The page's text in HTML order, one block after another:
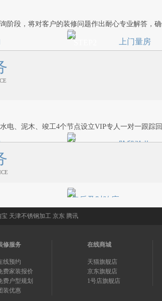
阶段，将对客户的装修问题作出耐心专业解答，确
中心或参加
也可以登陆
，我们设
解您的个性
将安排专人
上门量房
电、泥木、竣工4个节点设立VIP专人一对一跟踪
责人、设计
涉及事项和
底。并做好
STEP2 阶段验收
会同业主，项目负责人持专
节点验收，验收合格后进入
序。
蔽工程质保
售后及时响应
对于客户所反映的售后问题
达。其他维修项目2小时内
并预约上门时间。
宝 天津不锈钢加工 京东 腾讯
修服务
线预约
费家装报价
费户型规划
装优惠
在线商城
天猫旗舰店
京东旗舰店
1号店旗舰店